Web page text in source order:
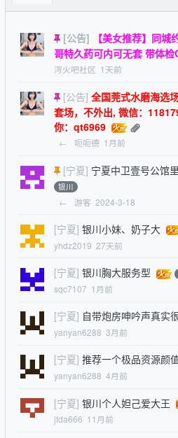
[公告]
【美女推荐】同
哥特久药可内可无套 带体
泻火吧社区 1天前
[公告] 全国莞式水磨海选
套场，不外出, 微信：
你：qt6969
← 呃呃德 1月前
[宁夏] 宁夏中卫壹号公馆
银川
← 游客 2024-3-18
[宁夏] 银川小妹、奶子大
yhdz2019 27天前
[宁夏] 银川胸大服务型
sqc7107 1月前
[宁夏] 自带炮房呻吟声真实
yanyan6288 3月前
[宁夏] 推荐一个极品资源颜
yanyan6288 4月前
[宁夏] 银川个人妲己爱大王
jfda666 11月前